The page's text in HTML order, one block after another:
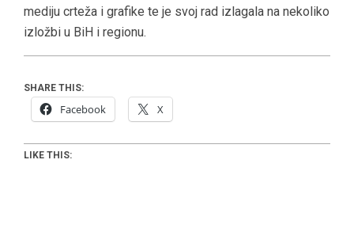
mediju crteža i grafike te je svoj rad izlagala na nekoliko
izložbi u BiH i regionu.
SHARE THIS:
Facebook X
LIKE THIS: